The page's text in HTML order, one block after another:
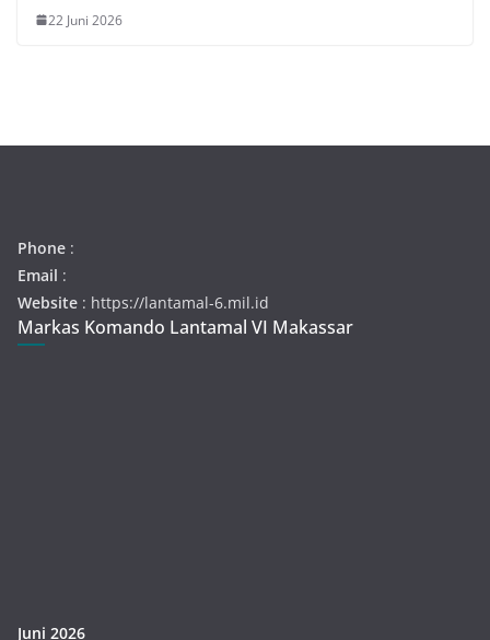
22 Juni 2026
Phone :
Email :
Website : https://lantamal-6.mil.id
Markas Komando Lantamal VI Makassar
Juni 2026